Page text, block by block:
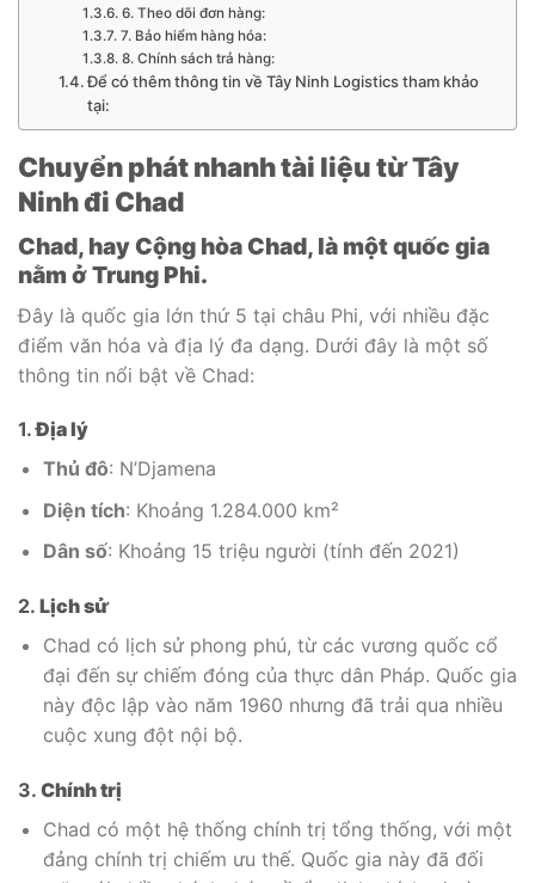
6. Theo dõi đơn hàng:
7. Bảo hiểm hàng hóa:
8. Chính sách trả hàng:
Để có thêm thông tin về Tây Ninh Logistics tham khảo
tại:
Chuyển phát nhanh tài liệu từ Tây
Ninh đi Chad
Chad, hay Cộng hòa Chad, là một quốc gia
nằm ở Trung Phi.
Đây là quốc gia lớn thứ 5 tại châu Phi, với nhiều đặc
điểm văn hóa và địa lý đa dạng. Dưới đây là một số
thông tin nổi bật về Chad:
1.Địa lý
Thủ đô: N’Djamena
Diện tích: Khoảng 1.284.000 km²
Dân số: Khoảng 15 triệu người (tính đến 2021)
2. Lịch sử
Chad có lịch sử phong phú, từ các vương quốc cổ
đại đến sự chiếm đóng của thực dân Pháp. Quốc gia
này độc lập vào năm 1960 nhưng đã trải qua nhiều
cuộc xung đột nội bộ.
3. Chính trị
Chad có một hệ thống chính trị tổng thống, với một
đảng chính trị chiếm ưu thế. Quốc gia này đã đối